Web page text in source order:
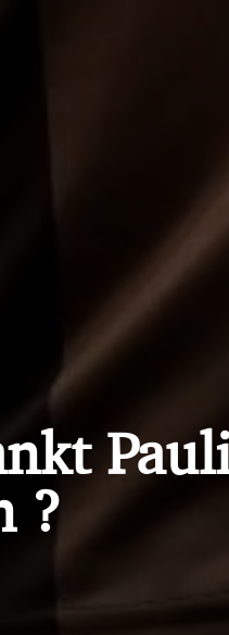
?